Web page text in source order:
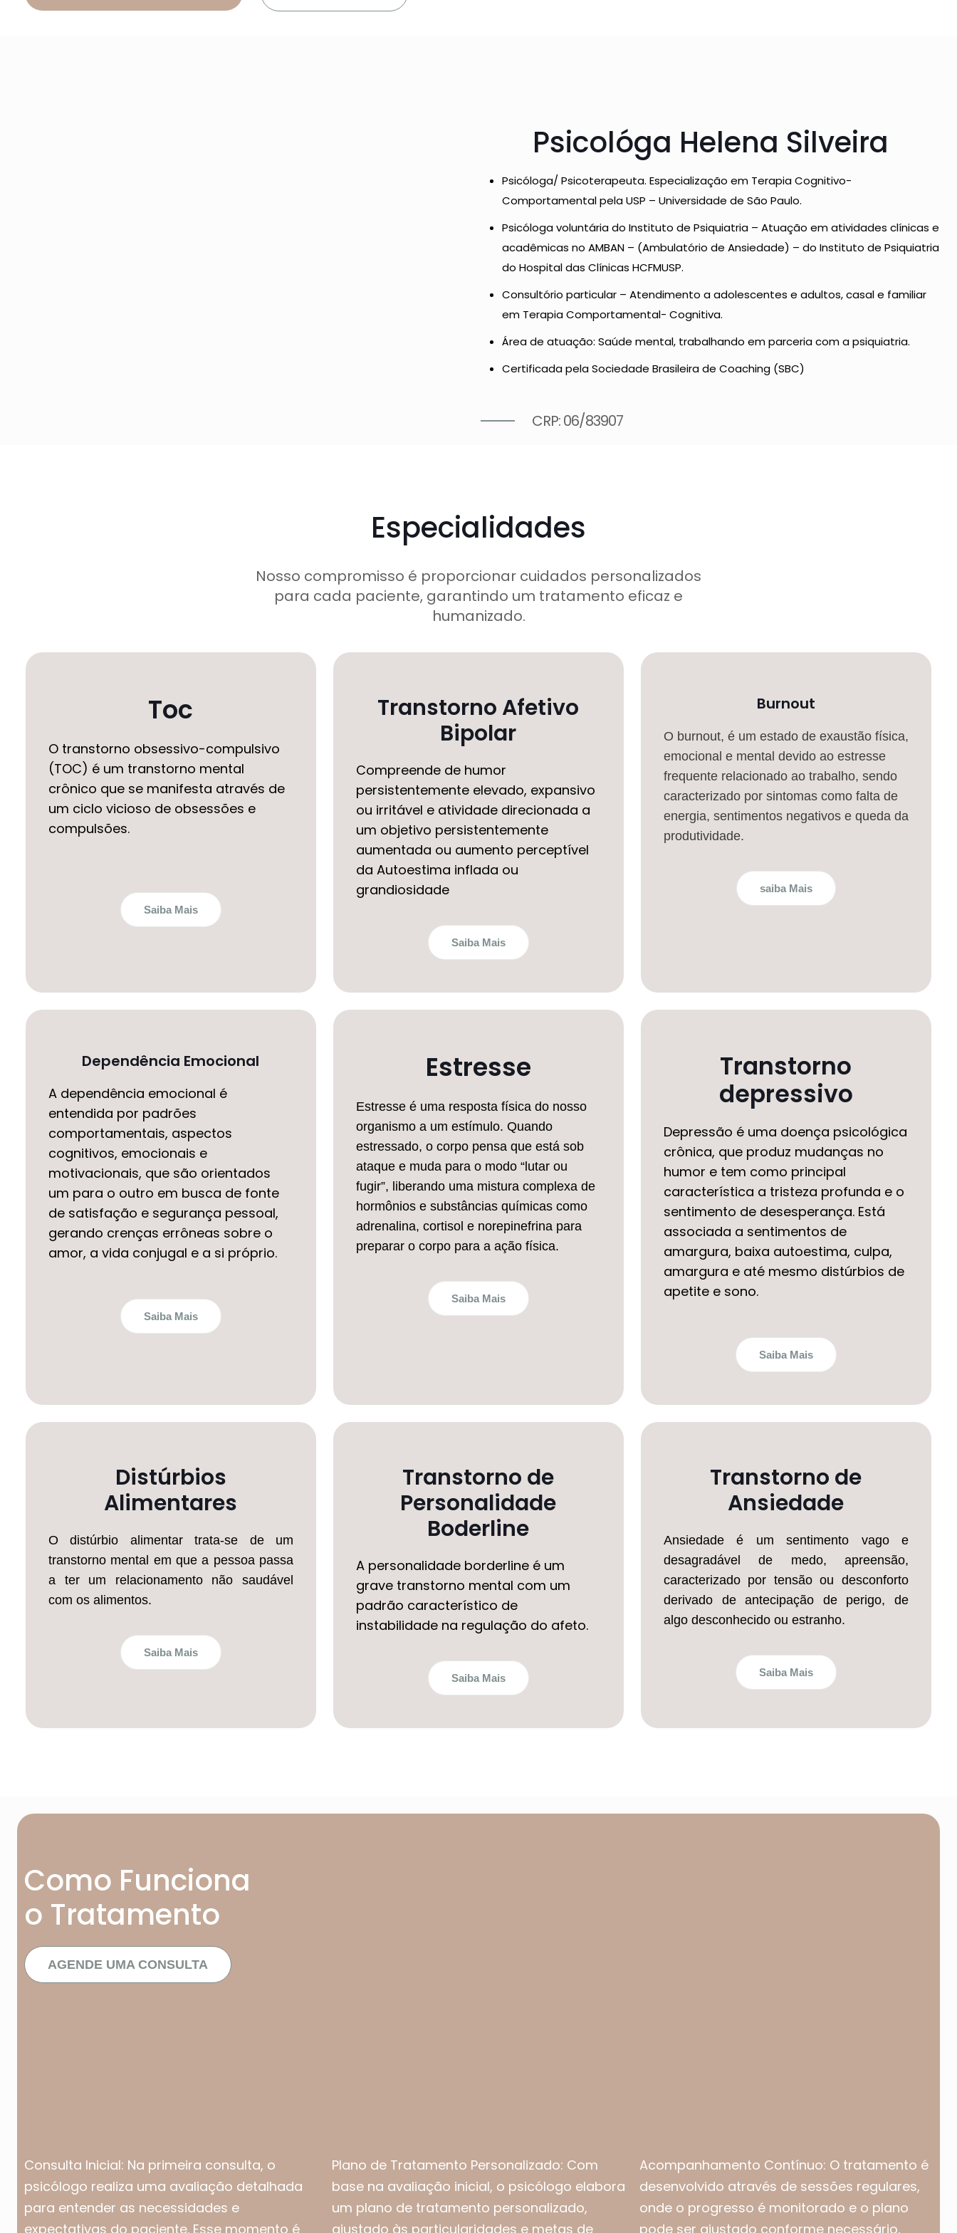
Psicológa Helena Silveira
Psicóloga/ Psicoterapeuta. Especialização em Terapia Cognitivo-
Comportamental pela USP – Universidade de São Paulo.
Psicóloga voluntária do Instituto de Psiquiatria – Atuação em atividades clínicas e
acadêmicas no AMBAN – (Ambulatório de Ansiedade) – do Instituto de Psiquiatria
do Hospital das Clínicas HCFMUSP.
Consultório particular – Atendimento a adolescentes e adultos, casal e familiar
em Terapia Comportamental- Cognitiva.
Área de atuação: Saúde mental, trabalhando em parceria com a psiquiatria.
Certificada pela Sociedade Brasileira de Coaching (SBC)
CRP: 06/83907
Especialidades
Nosso compromisso é proporcionar cuidados personalizados
para cada paciente, garantindo um tratamento eficaz e
humanizado.
Toc
O transtorno obsessivo-compulsivo
(TOC) é um transtorno mental
crônico que se manifesta através de
um ciclo vicioso de obsessões e
compulsões.
Saiba Mais
Transtorno Afetivo
Bipolar
Compreende de humor
persistentemente elevado, expansivo
ou irritável e atividade direcionada a
um objetivo persistentemente
aumentada ou aumento perceptível
da Autoestima inflada ou
grandiosidade
Saiba Mais
Burnout
O burnout, é um estado de exaustão física,
emocional e mental devido ao estresse
frequente relacionado ao trabalho, sendo
caracterizado por sintomas como falta de
energia, sentimentos negativos e queda da
produtividade.
saiba Mais
Dependência Emocional
A dependência emocional é
entendida por padrões
comportamentais, aspectos
cognitivos, emocionais e
motivacionais, que são orientados
um para o outro em busca de fonte
de satisfação e segurança pessoal,
gerando crenças errôneas sobre o
amor, a vida conjugal e a si próprio.
Saiba Mais
Estresse
Estresse é uma resposta física do nosso
organismo a um estímulo. Quando
estressado, o corpo pensa que está sob
ataque e muda para o modo “lutar ou
fugir”, liberando uma mistura complexa de
hormônios e substâncias químicas como
adrenalina, cortisol e norepinefrina para
preparar o corpo para a ação física.
Saiba Mais
Transtorno
depressivo
Depressão é uma doença psicológica
crônica, que produz mudanças no
humor e tem como principal
característica a tristeza profunda e o
sentimento de desesperança. Está
associada a sentimentos de
amargura, baixa autoestima, culpa,
amargura e até mesmo distúrbios de
apetite e sono.
Saiba Mais
Distúrbios
Alimentares
O distúrbio alimentar trata-se de um
transtorno mental em que a pessoa passa
a ter um relacionamento não saudável
com os alimentos.
Saiba Mais
Transtorno de
Personalidade
Boderline
A personalidade borderline é um
grave transtorno mental com um
padrão característico de
instabilidade na regulação do afeto.
Saiba Mais
Transtorno de
Ansiedade
Ansiedade é um sentimento vago e
desagradável de medo, apreensão,
caracterizado por tensão ou desconforto
derivado de antecipação de perigo, de
algo desconhecido ou estranho.
Saiba Mais
Como Funciona
o Tratamento
AGENDE UMA CONSULTA
Consulta Inicial: Na primeira consulta, o
psicólogo realiza uma avaliação detalhada
para entender as necessidades e
expectativas do paciente. Esse momento é
Plano de Tratamento Personalizado: Com
base na avaliação inicial, o psicólogo elabora
um plano de tratamento personalizado,
ajustado às particularidades e metas de
Acompanhamento Contínuo: O tratamento é
desenvolvido através de sessões regulares,
onde o progresso é monitorado e o plano
pode ser ajustado conforme necessário,